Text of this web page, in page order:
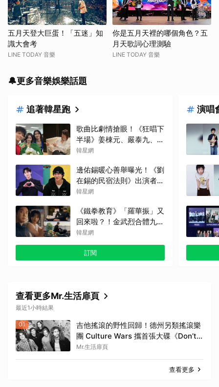
五月天登大巨蛋！「五迷」知
識大會考
LINE TODAY 音樂
你是五月天裡的哪個角色？五
月天歌詞心理測驗
LINE TODAY 音樂
🔔更多音樂娛樂話題
追著韓星跑
歌曲比劇情搶眼！《狂唱下
半場》姜棟元、嚴泰九、朴
智賢組混聲團體，劇中曲
韓星網
邊佑錫暖心善舉曝光！《劉
在錫的民宿法則》出演者透
露：因他的捐款，兒童患者
韓星網
《鐵拳教育》「羅華振」又
回來啦？！金武烈合體九雲
高中混混拍廣告，兩人嚇壞
反應笑翻劇迷：根本番外
篇！
韓星網
訂閱
演唱
查看更多Mr.生活扉頁
最近1小時結果
01
吉他搖滾的野性回歸！德州另類搖滾樂
團 Culture Wars 攜首張大碟《Don’t
Speak》震撼插旗，宣告體育場級別的
Mr.生活扉頁
查看更多